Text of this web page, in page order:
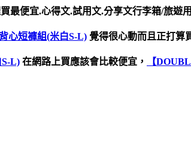
最便宜.心得文.試用文.分享文行李箱/旅遊
心短褲組(米白S-L) 覺得很心動而且正打算
L) 在網路上買應該會比較便宜， 【